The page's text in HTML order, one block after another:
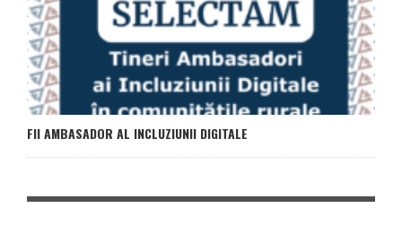
FII AMBASADOR AL INCLUZIUNII DIGITALE